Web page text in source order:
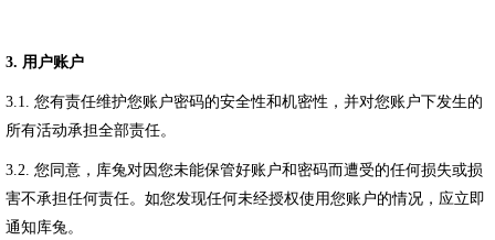
3. 用户账户
3.1. 您有责任维护您账户密码的安全性和机密性，并对您账户下发生的
所有活动承担全部责任。
3.2. 您同意，库兔对因您未能保管好账户和密码而遭受的任何损失或损
害不承担任何责任。如您发现任何未经授权使用您账户的情况，应立即
通知库兔。